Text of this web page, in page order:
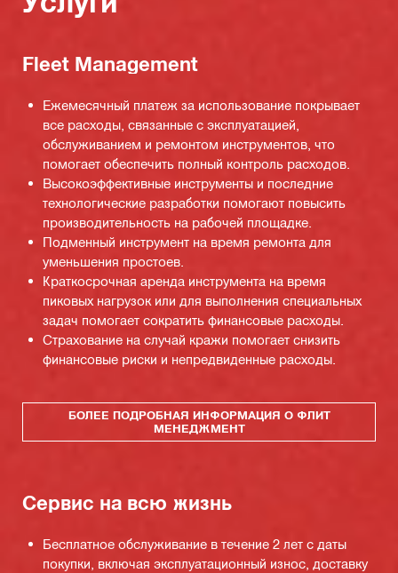
Fleet Management
Ежемесячный платеж за использование покрывает
все расходы, связанные с эксплуатацией,
обслуживанием и ремонтом инструментов, что
помогает обеспечить полный контроль расходов.
Высокоэффективные инструменты и последние
технологические разработки помогают повысить
производительность на рабочей площадке.
Подменный инструмент на время ремонта для
уменьшения простоев.
Краткосрочная аренда инструмента на время
пиковых нагрузок или для выполнения специальных
задач помогает сократить финансовые расходы.
Страхование на случай кражи помогает снизить
финансовые риски и непредвиденные расходы.
БОЛЕЕ ПОДРОБНАЯ ИНФОРМАЦИЯ О ФЛИТ
МЕНЕДЖМЕНТ
Сервис на всю жизнь
Бесплатное обслуживание в течение 2 лет с даты
покупки, включая эксплуатационный износ, доставку